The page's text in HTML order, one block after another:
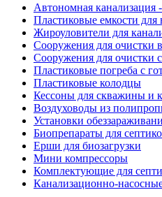
Автономная канализация
Пластиковые емкости для
Жироуловители для
Сооружения для очистки
Сооружения для очистки
Пластиковые погреба с
Пластиковые колодцы
Кессоны для скважины и
Воздуховоды из
Установки
Биопрепараты для
Ерши для биозагрузки
Мини компрессоры
Комплектующие для
Канализационно-